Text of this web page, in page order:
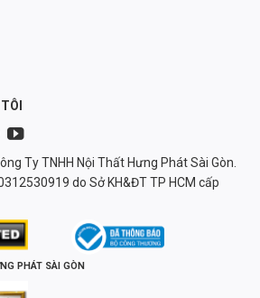
Ty TNHH Nội Thất Hưng Phát Sài Gòn.
do Sở KH&ĐT TP HCM cấp
PHÁT SÀI GÒN